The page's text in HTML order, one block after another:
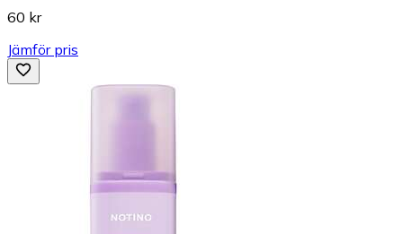
60 kr
Jämför pris